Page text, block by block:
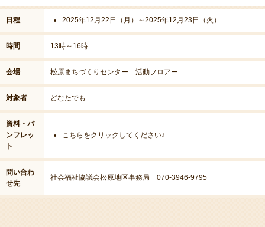
日程 2025年12月22日（月）～2025年12月23日（火）
時間 13時～16時
会場 松原まちづくりセンター 活動フロアー
対象者 どなたでも
資料・パ
ンフレッ
ト
こちらをクリックしてください♪
問い合わ
せ先
社会福祉協議会松原地区事務局 070-3946-9795